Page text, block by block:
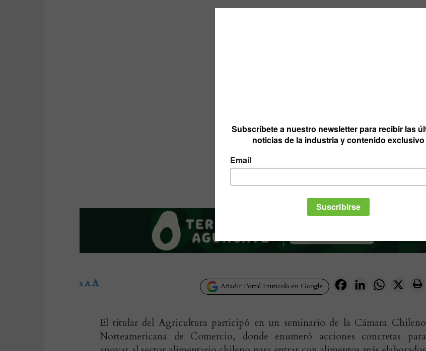
Añadir Portal Frutícola en Google FacebookLinkedInWhatsApp
X
A A A
El titular del Agricultura participó en un seminario de la Cámara Chileno
Norteamericana de Comercio, donde enumeró acciones concretas para